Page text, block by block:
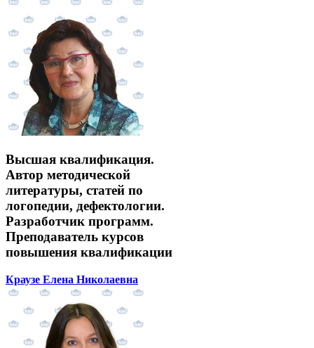
Высшая квалификация.
Автор методической
литературы, статей по
логопедии, дефектологии.
Разработчик программ.
Преподаватель курсов
повышения квалификации
Краузе Елена Николаевна